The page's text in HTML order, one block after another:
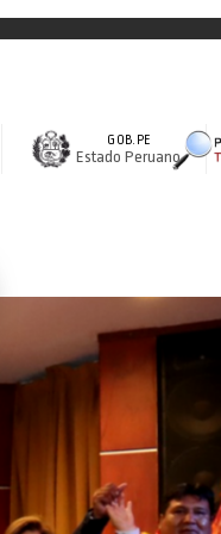
GOB.PE
Estado Peruano